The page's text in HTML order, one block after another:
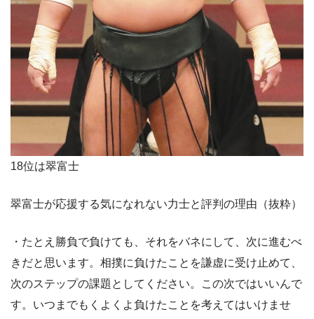
18位は翠富士
翠富士が応援する気になれない力士と評判の理由（抜粋）
・たとえ勝負で負けても、それをバネにして、次に進むべ
きだと思います。相撲に負けたことを謙虚に受け止めて、
次のステップの課題としてください。この次ではいいんで
す。いつまでもくよくよ負けたことを考えてはいけませ